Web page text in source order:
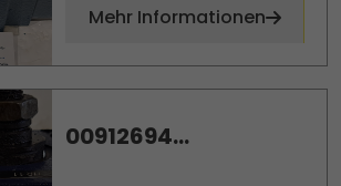
Mehr Informationen
00912694...